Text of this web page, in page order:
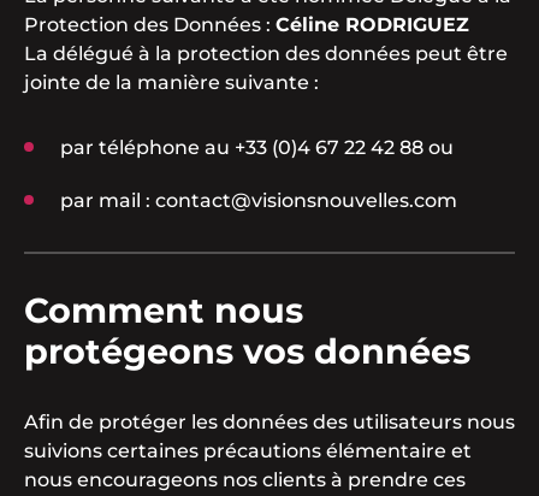
Protection des Données : Céline RODRIGUEZ
La délégué à la protection des données peut être
jointe de la manière suivante :
par téléphone au +33 (0)4 67 22 42 88 ou
par mail : contact@visionsnouvelles.com
Comment nous
protégeons vos données
Afin de protéger les données des utilisateurs nous
suivions certaines précautions élémentaire et
nous encourageons nos clients à prendre ces